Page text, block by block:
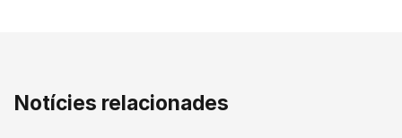
Notícies relacionades